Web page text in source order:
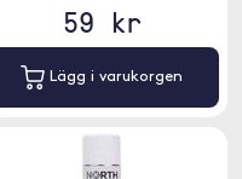
59 kr
Lägg i varukorgen